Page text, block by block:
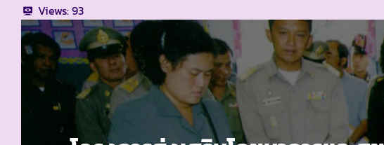
Views:93